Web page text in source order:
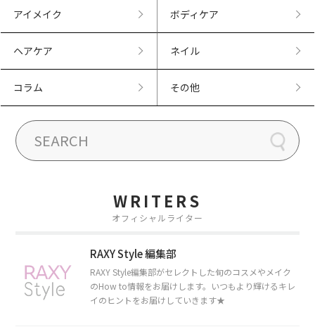
アイメイク ボディケア
ヘアケア ネイル
コラム その他
WRITERS
オフィシャルライター
RAXY Style 編集部
RAXY Style編集部がセレクトした旬のコスメやメイク
のHow to情報をお届けします。いつもより輝けるキレ
イのヒントをお届けしていきます★